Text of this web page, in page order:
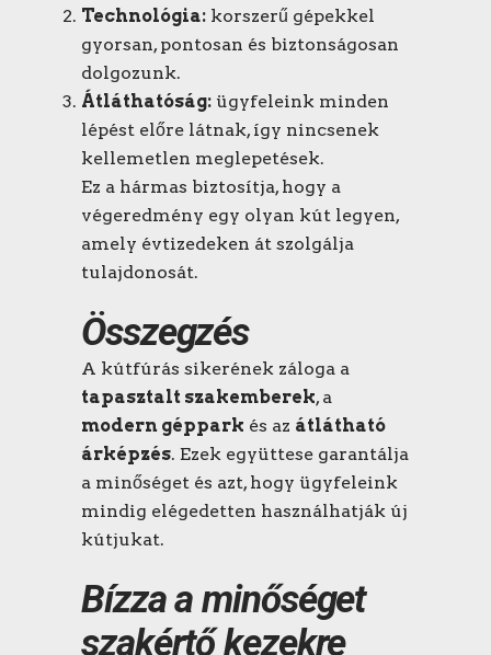
Technológia: korszerű gépekkel
gyorsan, pontosan és biztonságosan
dolgozunk.
Átláthatóság: ügyfeleink minden
lépést előre látnak, így nincsenek
kellemetlen meglepetések.
Ez a hármas biztosítja, hogy a
végeredmény egy olyan kút legyen,
amely évtizedeken át szolgálja
tulajdonosát.
Összegzés
A kútfúrás sikerének záloga a
tapasztalt szakemberek, a
modern géppark és az átlátható
árképzés. Ezek együttese garantálja
a minőséget és azt, hogy ügyfeleink
mindig elégedetten használhatják új
kútjukat.
Bízza a minőséget
szakértő kezekre